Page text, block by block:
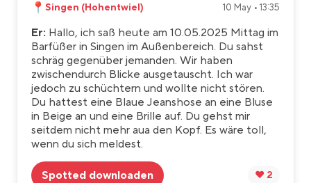
📍 Singen (Hohentwiel) 10 May • 13:35
Er: Hallo, ich saß heute am 10.05.2025 Mittag im
Barfüßer in Singen im Außenbereich. Du sahst
schräg gegenüber jemanden. Wir haben
zwischendurch Blicke ausgetauscht. Ich war
jedoch zu schüchtern und wollte nicht stören.
Du hattest eine Blaue Jeanshose an eine Bluse
in Beige an und eine Brille auf. Du gehst mir
seitdem nicht mehr aua den Kopf. Es wäre toll,
wenn du sich meldest.
Spotted downloaden ❤️ 2